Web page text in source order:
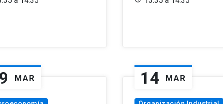
MAR 14 MAR